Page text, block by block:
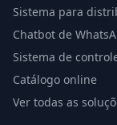
Sistema para
Chatbot de
Sistema de
Catálogo online
Ver todas as